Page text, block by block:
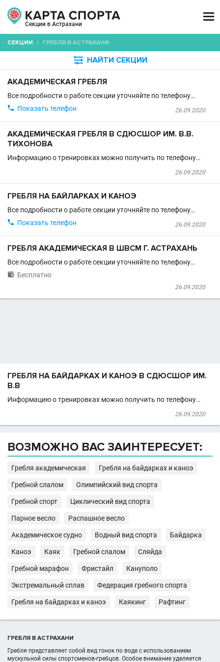
Секции в Астрахани

СЕКЦИИ / ГРЕБЛЯ В АСТРАХАНИ
 НАЙТИ СЕКЦИИ
АКАДЕМИЧЕСКАЯ ГРЕБЛЯ
Все подробности о работе секции уточняйте по телефону…
26.09.2020
 Показать телефон
АКАДЕМИЧЕСКАЯ ГРЕБЛЯ В СДЮСШОР ИМ. В.В.
ТИХОНОВА
Информацию о тренировках можно получить по телефону…
26.09.2020
ГРЕБЛЯ НА БАЙЛАРКАХ И КАНОЭ
Все подробности о работе секции уточняйте по телефону…
26.09.2020
 Показать телефон
ГРЕБЛЯ АКАДЕМИЧЕСКАЯ В ШВСМ Г. АСТРАХАНЬ
Все подробности о работе секции уточняйте по телефону…
 Бесплатно
26.09.2020
ГРЕБЛЯ НА БАЙДАРКАХ И КАНОЭ В СДЮСШОР ИМ.
В.В
Информацию о тренировках можно получить по телефону…
26.09.2020
ВОЗМОЖНО ВАС ЗАИНТЕРЕСУЕТ:
Гребля академическая Гребля на байдарках и каноэ
Гребной слалом Олимпийский вид спорта
Гребной спорт Циклический вид спорта
Парное весло Распашное весло
Академическое судно Водный вид спорта Байдарка
Каноэ Каяк Гребной слалом Сляйда
Гребной марафон Фристайл Кануполо
Экстремальный сплав Федерация гребного спорта
Гребля на байдарках и каноэ Каякинг Рафтинг
ГРЕБЛЯ В АСТРАХАНИ
Гребля представляет собой вид гонок по воде с использованием
мускульной силы спортсменов-гребцов. Особое внимание уделяется